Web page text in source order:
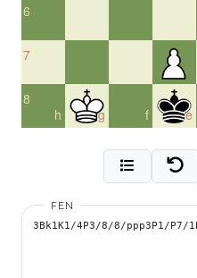
6
7
h
8
g
f e
FEN